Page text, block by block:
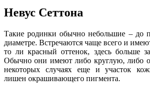
Невус Сеттона
Такие родинки обычно небольшие – до
диаметре. Встречаются чаще всего и
то ли красный оттенок, здесь больше
Обычно они имеют либо круглую, либо
некоторых случаях еще и участок
лишен окрашивающего пигмента.